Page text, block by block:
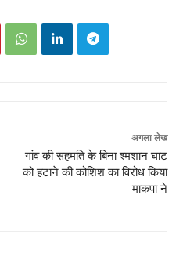
अगला लेख
गांव की सहमति के बिना श्मशान घाट
को हटाने की कोशिश का विरोध किया
माकपा ने